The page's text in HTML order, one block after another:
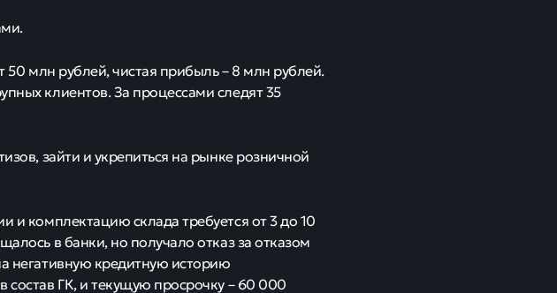
50 млн рублей, чистая прибыль – 8 млн рублей.
клиентов. За процессами следят 35
зайти и укрепиться на рынке розничной
и комплектацию склада требуется от 3 до 10
в банки, но получало отказ за отказом
негативную кредитную историю
ГК, и текущую просрочку – 60 000